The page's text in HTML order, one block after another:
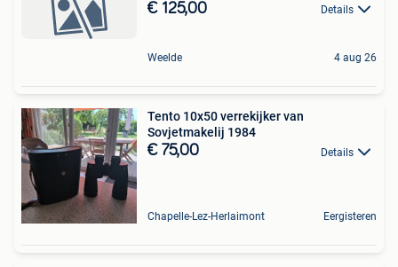
€ 125,00 Details
Weelde 4 aug 26
Tento 10x50 verrekijker van
Sovjetmakelij 1984
€ 75,00 Details
Chapelle-Lez-Herlaimont Eergisteren